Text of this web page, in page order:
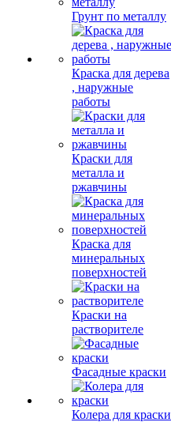
Грунт по металлу
Краска для дерева
, наружные
работы
Краски для
металла и
ржавчины
Краска для
минеральных
поверхностей
Краски на
растворителе
Фасадные краски
Колера для краски